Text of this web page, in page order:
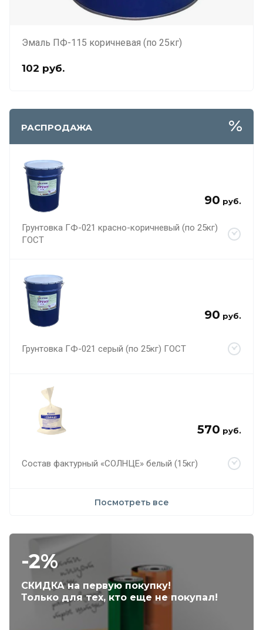
Эмаль ПФ-115 коричневая (по 25кг)
102 руб.
РАСПРОДАЖА
90 руб.
Грунтовка ГФ-021 красно-коричневый (по 25кг)
ГОСТ
90 руб.
Грунтовка ГФ-021 серый (по 25кг) ГОСТ
570 руб.
Состав фактурный «СОЛНЦЕ» белый (15кг)
Посмотреть все
-2%
СКИДКА на первую покупку!
Только для тех, кто еще не покупал!